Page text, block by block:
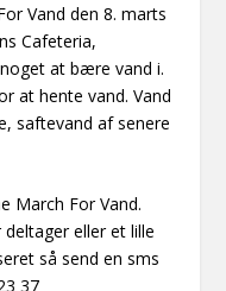
Vand den 8. marts
Cafeteria,
at bære vand i.
at hente vand. Vand
saftevand af senere
March For Vand.
eller et lille
så send en sms
37